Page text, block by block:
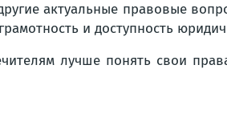
актуальные правовые
и доступность
лучше понять свои